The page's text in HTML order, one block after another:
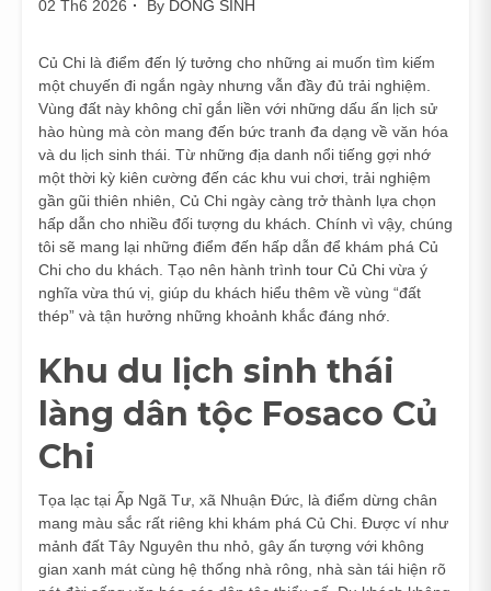
02 Th6 2026 By DONG SINH
Củ Chi là điểm đến lý tưởng cho những ai muốn tìm kiếm
một chuyến đi ngắn ngày nhưng vẫn đầy đủ trải nghiệm.
Vùng đất này không chỉ gắn liền với những dấu ấn lịch sử
hào hùng mà còn mang đến bức tranh đa dạng về văn hóa
và du lịch sinh thái. Từ những địa danh nổi tiếng gợi nhớ
một thời kỳ kiên cường đến các khu vui chơi, trải nghiệm
gần gũi thiên nhiên, Củ Chi ngày càng trở thành lựa chọn
hấp dẫn cho nhiều đối tượng du khách. Chính vì vậy, chúng
tôi sẽ mang lại những điểm đến hấp dẫn để khám phá Củ
Chi cho du khách. Tạo nên hành trình tour Củ Chi vừa ý
nghĩa vừa thú vị, giúp du khách hiểu thêm về vùng “đất
thép” và tận hưởng những khoảnh khắc đáng nhớ.
Khu du lịch sinh thái
làng dân tộc Fosaco Củ
Chi
Tọa lạc tại Ấp Ngã Tư, xã Nhuận Đức, là điểm dừng chân
mang màu sắc rất riêng khi khám phá Củ Chi. Được ví như
mảnh đất Tây Nguyên thu nhỏ, gây ấn tượng với không
gian xanh mát cùng hệ thống nhà rông, nhà sàn tái hiện rõ